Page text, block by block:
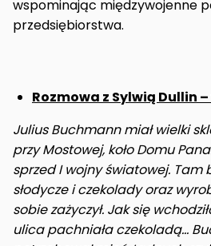
wspominając międzywojenne
przedsiębiorstwa.
Rozmowa z Sylwią Dullin
Julius Buchmann miał wielki
przy Mostowej, koło Domu
sprzed I wojny światowej. Tam
słodycze i czekolady oraz
sobie zażyczył. Jak się
ulica pachniała czekoladą…